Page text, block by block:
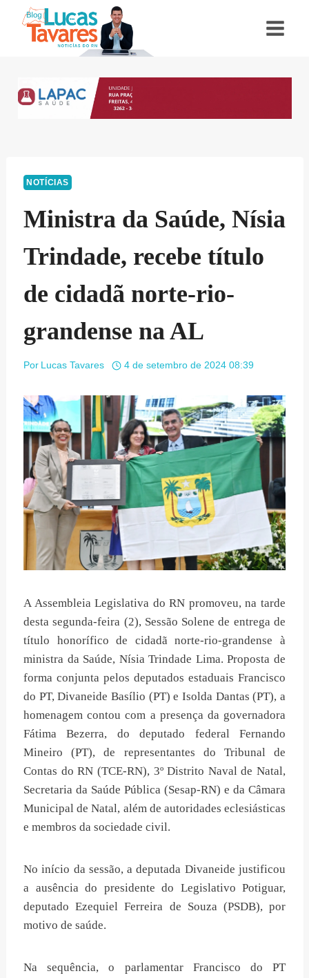
NOTÍCIAS
Ministra da Saúde, Nísia
Trindade, recebe título
de cidadã norte-rio-
grandense na AL
Por Lucas Tavares 4 de setembro de 2024 08:39
A Assembleia Legislativa do RN promoveu, na tarde
desta segunda-feira (2), Sessão Solene de entrega de
título honorífico de cidadã norte-rio-grandense à
ministra da Saúde, Nísia Trindade Lima. Proposta de
forma conjunta pelos deputados estaduais Francisco
do PT, Divaneide Basílio (PT) e Isolda Dantas (PT), a
homenagem contou com a presença da governadora
Fátima Bezerra, do deputado federal Fernando
Mineiro (PT), de representantes do Tribunal de
Contas do RN (TCE-RN), 3º Distrito Naval de Natal,
Secretaria da Saúde Pública (Sesap-RN) e da Câmara
Municipal de Natal, além de autoridades eclesiásticas
e membros da sociedade civil.
No início da sessão, a deputada Divaneide justificou
a ausência do presidente do Legislativo Potiguar,
deputado Ezequiel Ferreira de Souza (PSDB), por
motivo de saúde.
Na sequência, o parlamentar Francisco do PT